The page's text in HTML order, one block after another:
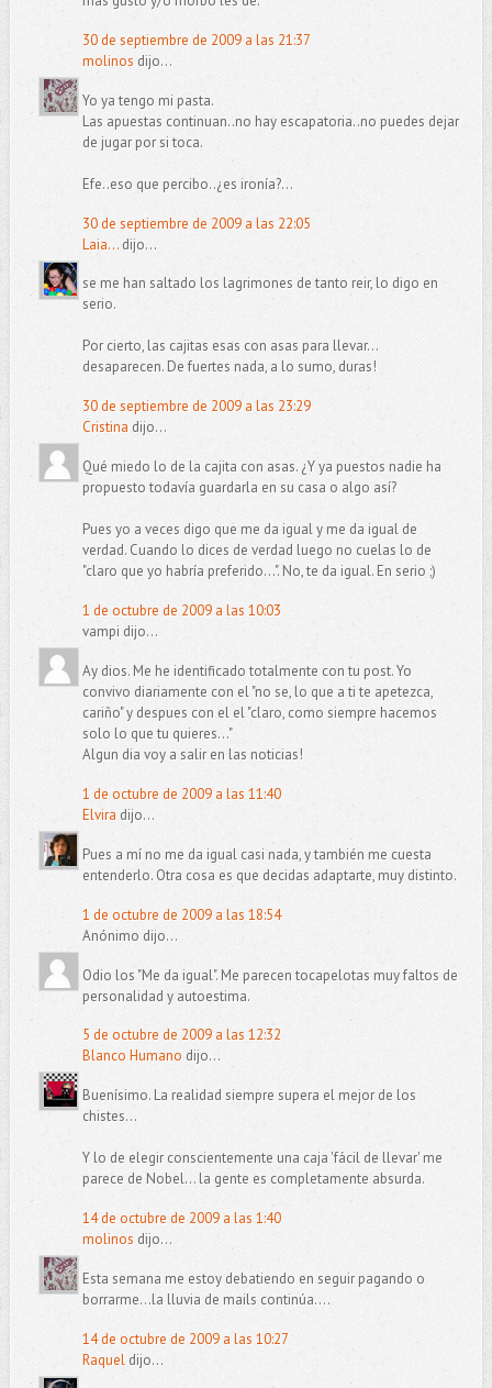
30 de septiembre de 2009 a las 21:37
molinos dijo...
Yo ya tengo mi pasta.
Las apuestas continuan..no hay escapatoria..no puedes dejar
de jugar por si toca.
Efe..eso que percibo..¿es ironía?...
30 de septiembre de 2009 a las 22:05
Laia...dijo...
se me han saltado los lagrimones de tanto reir, lo digo en
serio.
Por cierto, las cajitas esas con asas para llevar...
desaparecen. De fuertes nada, a lo sumo, duras!
30 de septiembre de 2009 a las 23:29
Cristina dijo...
Qué miedo lo de la cajita con asas. ¿Y ya puestos nadie ha
propuesto todavía guardarla en su casa o algo así?
Pues yo a veces digo que me da igual y me da igual de
verdad. Cuando lo dices de verdad luego no cuelas lo de
"claro que yo habría preferido...". No, te da igual. En serio ;)
1 de octubre de 2009 a las 10:03
vampi dijo...
Ay dios. Me he identificado totalmente con tu post. Yo
convivo diariamente con el "no se, lo que a ti te apetezca,
cariño" y despues con el el "claro, como siempre hacemos
solo lo que tu quieres..."
Algun dia voy a salir en las noticias!
1 de octubre de 2009 a las 11:40
Elvira dijo...
Pues a mí no me da igual casi nada, y también me cuesta
entenderlo. Otra cosa es que decidas adaptarte, muy distinto.
1 de octubre de 2009 a las 18:54
Anónimo dijo...
Odio los "Me da igual". Me parecen tocapelotas muy faltos de
personalidad y autoestima.
5 de octubre de 2009 a las 12:32
Blanco Humano dijo...
Buenísimo. La realidad siempre supera el mejor de los
chistes...
Y lo de elegir conscientemente una caja 'fácil de llevar' me
parece de Nobel... la gente es completamente absurda.
14 de octubre de 2009 a las 1:40
molinos dijo...
Esta semana me estoy debatiendo en seguir pagando o
borrarme...la lluvia de mails continúa....
14 de octubre de 2009 a las 10:27
Raqueldijo...